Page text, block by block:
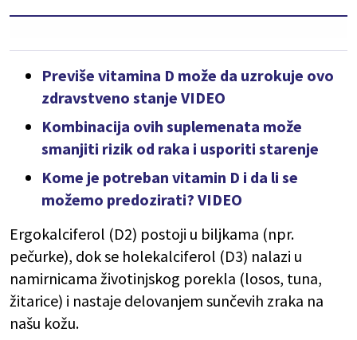
Previše vitamina D može da uzrokuje ovo
zdravstveno stanje VIDEO
Kombinacija ovih suplemenata može
smanjiti rizik od raka i usporiti starenje
Kome je potreban vitamin D i da li se
možemo predozirati? VIDEO
Ergokalciferol (D2) postoji u biljkama (npr.
pečurke), dok se holekalciferol (D3) nalazi u
namirnicama životinjskog porekla (losos, tuna,
žitarice) i nastaje delovanjem sunčevih zraka na
našu kožu.